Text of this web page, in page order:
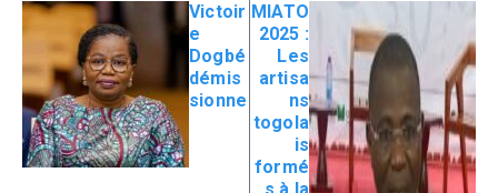
Victoir
e
Dogbé
démis
sionne
MIATO
2025 :
Les
artisa
ns
togola
is
formé